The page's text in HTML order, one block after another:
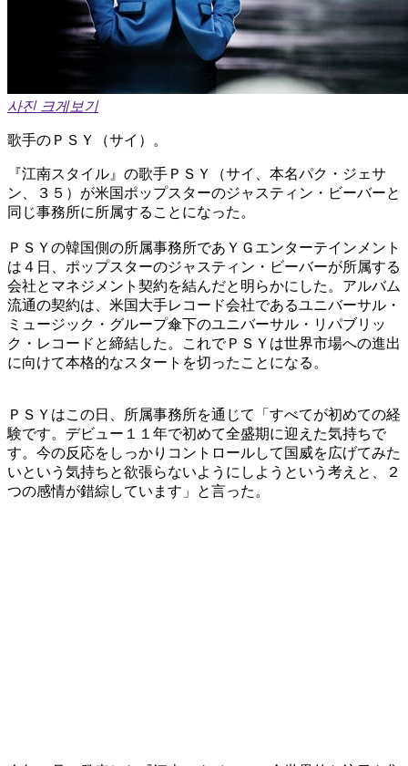
사진 크게보기
歌手のＰＳＹ（サイ）。
『江南スタイル』の歌手ＰＳＹ（サイ、本名パク・ジェサ
ン、３５）が米国ポップスターのジャスティン・ビーバーと
同じ事務所に所属することになった。
ＰＳＹの韓国側の所属事務所であＹＧエンターテインメント
は４日、ポップスターのジャスティン・ビーバーが所属する
会社とマネジメント契約を結んだと明らかにした。アルバム
流通の契約は、米国大手レコード会社であるユニバーサル・
ミュージック・グループ傘下のユニバーサル・リパブリッ
ク・レコードと締結した。これでＰＳＹは世界市場への進出
に向けて本格的なスタートを切ったことになる。
ＰＳＹはこの日、所属事務所を通じて「すべてが初めての経
験です。デビュー１１年で初めて全盛期に迎えた気持ちで
す。今の反応をしっかりコントロールして国威を広げてみた
いという気持ちと欲張らないようにしようという考えと、２
つの感情が錯綜しています」と言った。